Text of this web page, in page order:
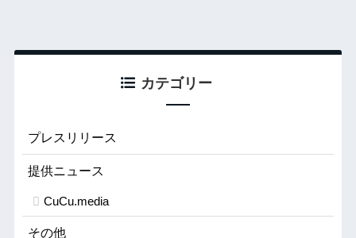
カテゴリー
プレスリリース
提供ニュース
CuCu.media
その他